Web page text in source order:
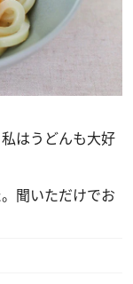
はうどんも大好
聞いただけでお